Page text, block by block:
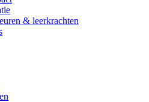
& leerkrachten